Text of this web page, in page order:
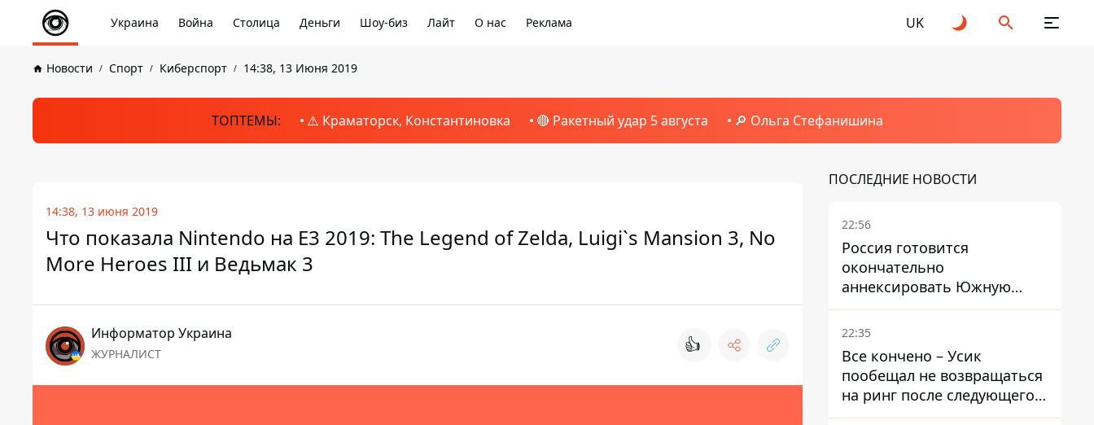
Украина Война Столица Деньги Шоу-биз Лайт О нас Реклама UK
Новости Спорт Киберспорт 14:38, 13 Июня 2019
ТОПТЕМЫ: ⚠️ Краматорск, Константиновка 🔴 Ракетный удар 5 августа 🔎 Ольга Стефанишина
14:38, 13 июня 2019
Что показала Nintendo на E3 2019: The Legend of Zelda, Luigi`s Mansion 3, No
More Heroes III и Ведьмак 3
Информатор Украина
ЖУРНАЛИСТ 👍
ПОСЛЕДНИЕ НОВОСТИ
22:56
Россия готовится
окончательно
аннексировать Южную
Осетию – страны НАТО
обеспокоены
22:35
Все кончено – Усик
пообещал не возвращаться
на ринг после следующего
боя